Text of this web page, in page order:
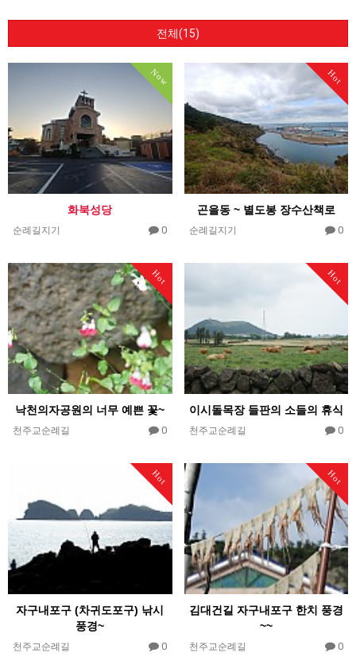
전체(15)
Now
화북성당
순례길지기 0
Hot
곤을동 ~ 별도봉 장수산책로
순례길지기 0
Hot
낙천의자공원의 너무 예쁜 꽃~
천주교순례길 0
Hot
이시돌목장 들판의 소들의 휴식
천주교순례길 0
Hot
자구내포구 (차귀도포구) 낚시
풍경~
천주교순례길 0
Hot
김대건길 자구내포구 한치 풍경
~~
천주교순례길 0